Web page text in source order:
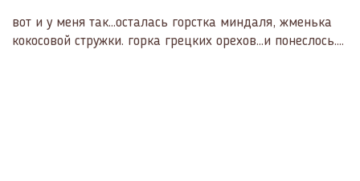
вот и у меня так...осталась горстка миндаля, жменька
кокосовой стружки. горка грецких орехов...и понеслось....